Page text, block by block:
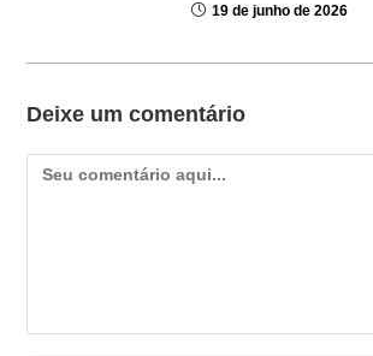
19 de junho de 2026
Deixe um comentário